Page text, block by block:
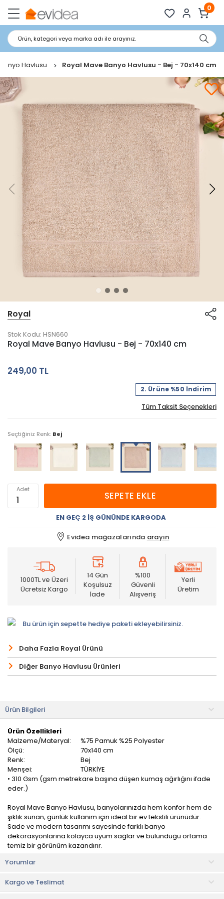
0
Ürün, kategori veya marka adı ile arayınız.
Banyo Havlusu Royal Mave Banyo Havlusu - Bej - 70x140 cm
Royal
Stok Kodu: HSN660
Royal Mave Banyo Havlusu - Bej - 70x140 cm
249,00 TL
2. Ürüne %50 İndirim
Tüm Taksit Seçenekleri
Seçtiğiniz Renk: Bej
Adet
SEPETE EKLE
EN GEÇ 2 İŞ GÜNÜNDE KARGODA
Evidea mağazalarında arayın
1000TL ve Üzeri
Ücretsiz Kargo
14 Gün
Koşulsuz
İade
%100
Güvenli
Alışveriş
Yerli
Üretim
Bu ürün için sepette hediye paketi ekleyebilirsiniz.
Daha Fazla Royal Ürünü
Diğer Banyo Havlusu Ürünleri
Ürün Bilgileri
Ürün Özellikleri
Malzeme/Materyal:
%75 Pamuk %25 Polyester
Ölçü:
70x140 cm
Renk:
Bej
Menşei:
TÜRKİYE
• 310 Gsm (gsm metrekare başına düşen kumaş ağırlığını ifade
eder.)
Royal Mave Banyo Havlusu, banyolarınızda hem konfor hem de
şıklık sunan, günlük kullanım için ideal bir ev tekstili ürünüdür.
Sade ve modern tasarımı sayesinde farklı banyo
dekorasyonlarına kolayca uyum sağlar ve bulunduğu ortama
temiz bir görünüm kazandırır.
%75 pamuk ve %25 polyester karışımlı yapısı sayesinde hem
yumuşak bir doku hem de dayanıklılık sunar. 70x140 cm ölçüsü
ile vücudu rahatça sararak etkili kurulanma sağlar. 310 GSM
kumaş yoğunluğu sayesinde suyu hızlı emerek konforlu bir
Yorumlar
Kargo ve Teslimat